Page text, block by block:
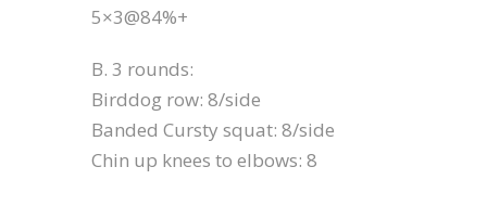
5×3@84%+
B. 3 rounds:
Birddog row: 8/side
Banded Cursty squat: 8/side
Chin up knees to elbows: 8